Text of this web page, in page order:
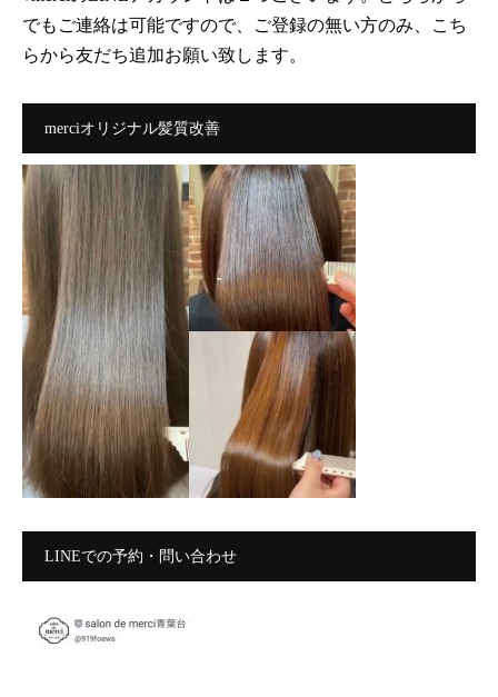
でもご連絡は可能ですので、ご登録の無い方のみ、こち
らから友だち追加お願い致します。
merciオリジナル髪質改善
LINEでの予約・問い合わせ